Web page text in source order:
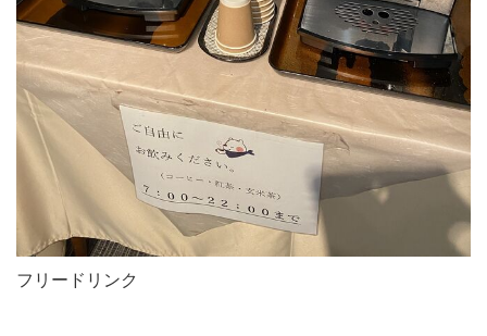
フリードリンク